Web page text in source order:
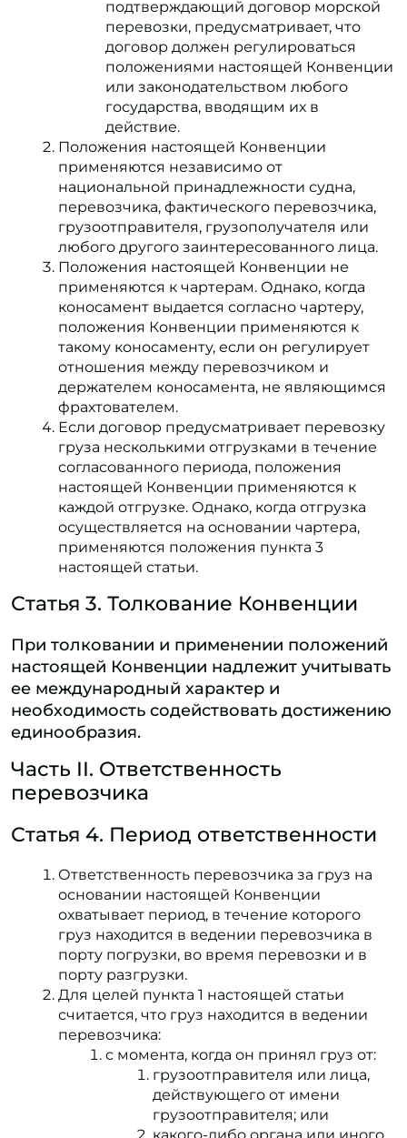
подтверждающий договор морской
перевозки, предусматривает, что
договор должен регулироваться
положениями настоящей Конвенции
или законодательством любого
государства, вводящим их в
действие.
Положения настоящей Конвенции
применяются независимо от
национальной принадлежности судна,
перевозчика, фактического перевозчика,
грузоотправителя, грузополучателя или
любого другого заинтересованного лица.
Положения настоящей Конвенции не
применяются к чартерам. Однако, когда
коносамент выдается согласно чартеру,
положения Конвенции применяются к
такому коносаменту, если он регулирует
отношения между перевозчиком и
держателем коносамента, не являющимся
фрахтователем.
Если договор предусматривает перевозку
груза несколькими отгрузками в течение
согласованного периода, положения
настоящей Конвенции применяются к
каждой отгрузке. Однако, когда отгрузка
осуществляется на основании чартера,
применяются положения пункта 3
настоящей статьи.
Статья 3. Толкование Конвенции
При толковании и применении положений
настоящей Конвенции надлежит учитывать
ее международный характер и
необходимость содействовать достижению
единообразия.
Часть II. Ответственность
перевозчика
Статья 4. Период ответственности
Ответственность перевозчика за груз на
основании настоящей Конвенции
охватывает период, в течение которого
груз находится в ведении перевозчика в
порту погрузки, во время перевозки и в
порту разгрузки.
Для целей пункта 1 настоящей статьи
считается, что груз находится в ведении
перевозчика:
с момента, когда он принял груз от:
грузоотправителя или лица,
действующего от имени
грузоотправителя; или